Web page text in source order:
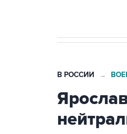
В РОССИИ →